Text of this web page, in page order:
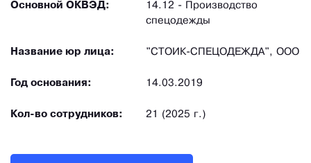
Основной ОКВЭД:
14.12 - Производство
спецодежды
Название юр лица: "СТОИК-СПЕЦОДЕЖДА", ООО
Год основания: 14.03.2019
Кол-во сотрудников: 21 (2025 г.)